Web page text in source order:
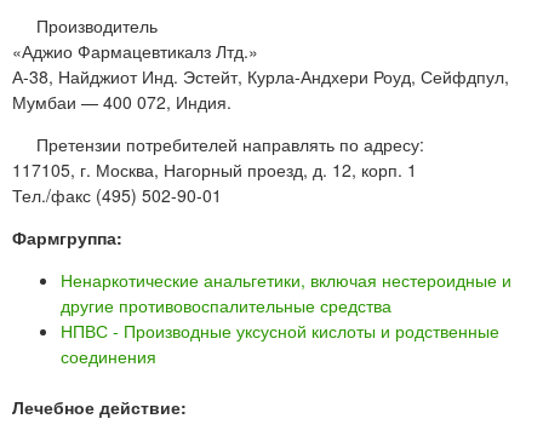
Производитель
«Аджио Фармацевтикалз Лтд.»
А-38, Найджиот Инд. Эстейт, Курла-Андхери Роуд, Сейфдпул,
Мумбаи — 400 072, Индия.
Претензии потребителей направлять по адресу:
117105, г. Москва, Нагорный проезд, д. 12, корп. 1
Тел./факс (495) 502-90-01
Фармгруппа:
Ненаркотические анальгетики, включая нестероидные и
другие противовоспалительные средства
НПВС - Производные уксусной кислоты и родственные
соединения
Лечебное действие: